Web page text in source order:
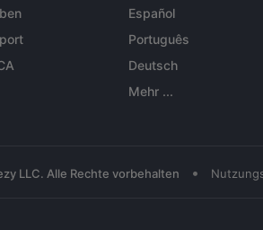
Español
Português
Deutsch
Mehr ...
LLC. Alle Rechte vorbehalten •